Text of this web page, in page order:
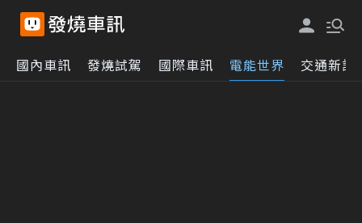
國內車訊 發燒試駕 國際車訊 電能世界 交通新訊